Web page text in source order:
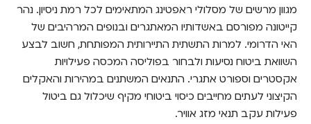
מגוון מרשים של מסלולי ראפטינג המתאימים לכל רמת ניסיון. נהר
קייטונה מפורסם באשדותיו המאתגרים ובנופים המרהיבים של
האי הדרומי. למרות התשתית התיירותית המפותחת, חשוב לבצע
השוואת ביטוח נסיעות ולבחור בפוליסה המכסה פעילויות
אקסטרים וספורט אתגרי. התנאים המשתנים במהירות והאקלים
הקיצוני לעתים מחייבים כיסוי ביטוחי מקיף שיכלול גם ביטול
פעילות עקב תנאי מזג אוויר.